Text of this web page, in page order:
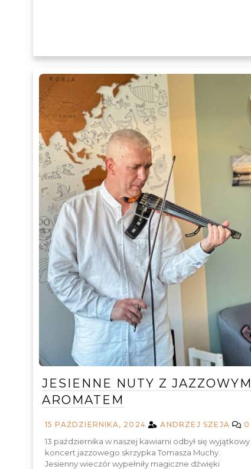
JESIENNE NUTY Z JAZZOWYM
AROMATEM
15 PAŹDZIERNIKA, 2024 ANDRZEJ SZEJA 0
13 października w naszej kawiarni odbył się wyjątkowy
koncert jazzowego skrzypka Tomasza Muchy.
Jesienny wieczór wypełniły magiczne dźwięki